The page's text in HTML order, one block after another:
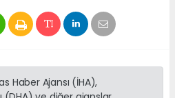
Haber Ajansı (İHA),